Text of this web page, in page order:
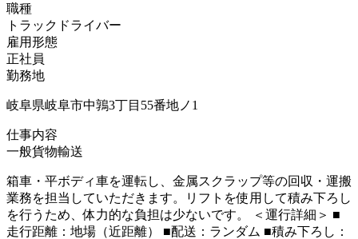
職種
トラックドライバー
雇用形態
正社員
勤務地
岐阜県岐阜市中鶉3丁目55番地ノ1
仕事内容
一般貨物輸送
箱車・平ボディ車を運転し、金属スクラップ等の回収・運搬
業務を担当していただきます。リフトを使用して積み下ろし
を行うため、体力的な負担は少ないです。 ＜運行詳細＞ ■
走行距離：地場（近距離） ■配送：ランダム ■積み下ろし：